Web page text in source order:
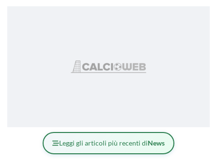
Leggi gli articoli più recenti diNews